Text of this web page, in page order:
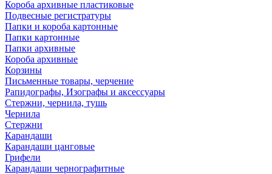
Короба архивные пластиковые
Подвесные регистратуры
Папки и короба картонные
Папки картонные
Папки архивные
Короба архивные
Корзины
Письменные товары, черчение
Рапидографы, Изографы и аксессуары
Стержни, чернила, тушь
Чернила
Стержни
Карандаши
Карандаши цанговые
Грифели
Карандаши чернографитные